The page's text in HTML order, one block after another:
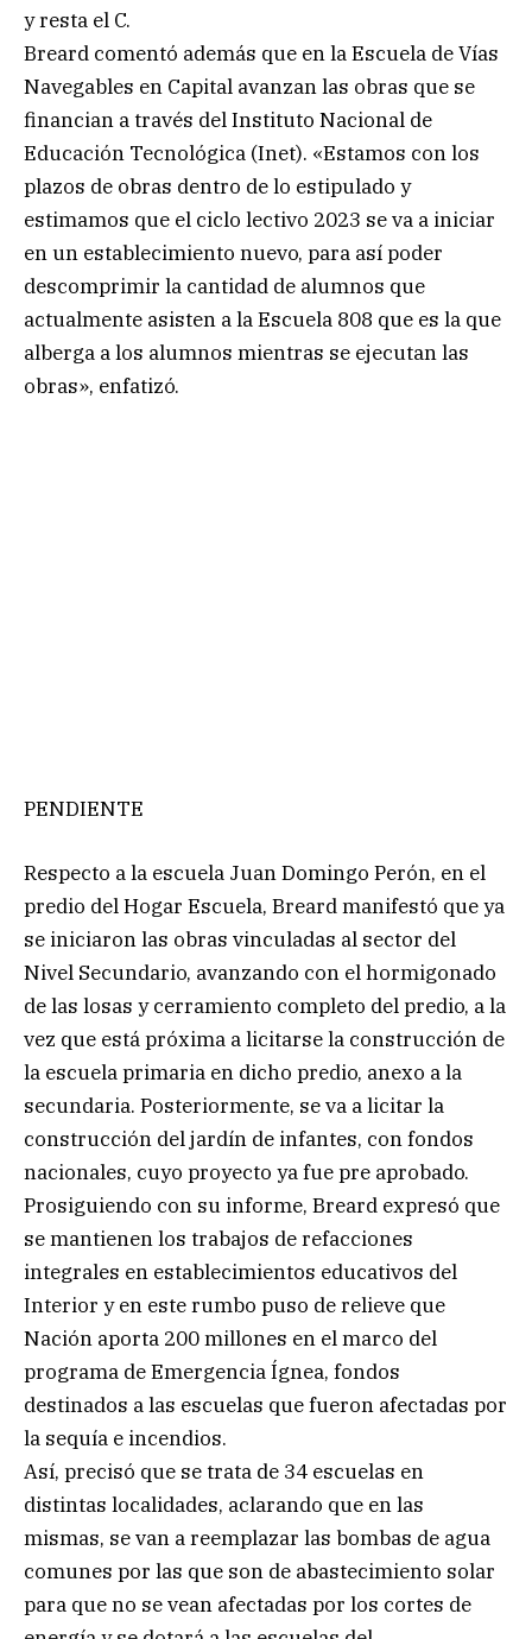
y resta el C.
Breard comentó además que en la Escuela de Vías
Navegables en Capital avanzan las obras que se
financian a través del Instituto Nacional de
Educación Tecnológica (Inet). «Estamos con los
plazos de obras dentro de lo estipulado y
estimamos que el ciclo lectivo 2023 se va a iniciar
en un establecimiento nuevo, para así poder
descomprimir la cantidad de alumnos que
actualmente asisten a la Escuela 808 que es la que
alberga a los alumnos mientras se ejecutan las
obras», enfatizó.
PENDIENTE
Respecto a la escuela Juan Domingo Perón, en el
predio del Hogar Escuela, Breard manifestó que ya
se iniciaron las obras vinculadas al sector del
Nivel Secundario, avanzando con el hormigonado
de las losas y cerramiento completo del predio, a la
vez que está próxima a licitarse la construcción de
la escuela primaria en dicho predio, anexo a la
secundaria. Posteriormente, se va a licitar la
construcción del jardín de infantes, con fondos
nacionales, cuyo proyecto ya fue pre aprobado.
Prosiguiendo con su informe, Breard expresó que
se mantienen los trabajos de refacciones
integrales en establecimientos educativos del
Interior y en este rumbo puso de relieve que
Nación aporta 200 millones en el marco del
programa de Emergencia Ígnea, fondos
destinados a las escuelas que fueron afectadas por
la sequía e incendios.
Así, precisó que se trata de 34 escuelas en
distintas localidades, aclarando que en las
mismas, se van a reemplazar las bombas de agua
comunes por las que son de abastecimiento solar
para que no se vean afectadas por los cortes de